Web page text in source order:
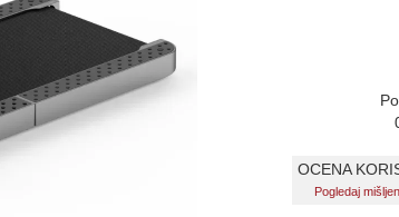
OCENA
Pogledaj